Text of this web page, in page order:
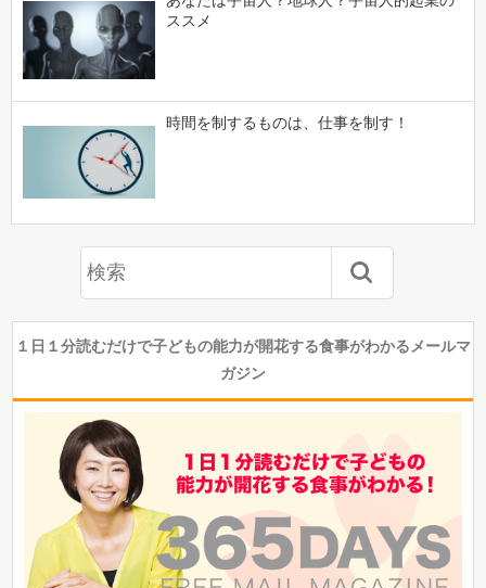
ススメ
時間を制するものは、仕事を制す！
１日１分読むだけで子どもの能力が開花する食事がわかるメールマ
ガジン